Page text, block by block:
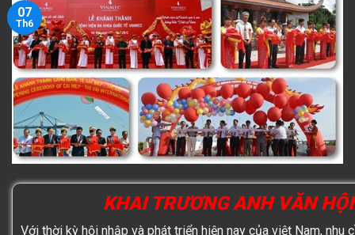
07
Th6
KHAI TRƯƠNG ANH VĂN
Với thời kỳ hội nhập và phát triển hiện nay của việt Nam, nhu